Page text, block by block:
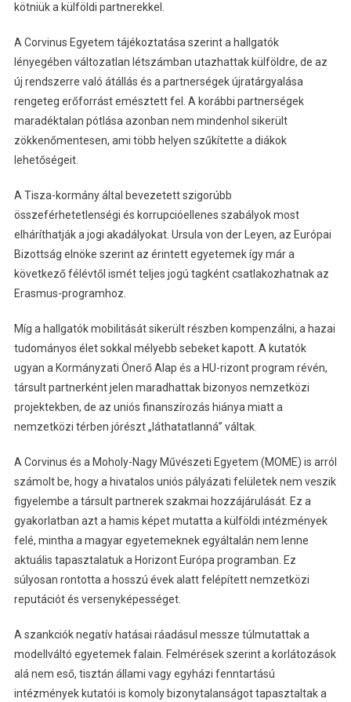
kötniük a külföldi partnerekkel.
A Corvinus Egyetem tájékoztatása szerint a hallgatók
lényegében változatlan létszámban utazhattak külföldre, de az
új rendszerre való átállás és a partnerségek újratárgyalása
rengeteg erőforrást emésztett fel. A korábbi partnerségek
maradéktalan pótlása azonban nem mindenhol sikerült
zökkenőmentesen, ami több helyen szűkítette a diákok
lehetőségeit.
A Tisza-kormány által bevezetett szigorúbb
összeférhetetlenségi és korrupcióellenes szabályok most
elháríthatják a jogi akadályokat. Ursula von der Leyen, az Európai
Bizottság elnöke szerint az érintett egyetemek így már a
következő félévtől ismét teljes jogú tagként csatlakozhatnak az
Erasmus-programhoz.
Míg a hallgatók mobilitását sikerült részben kompenzálni, a hazai
tudományos élet sokkal mélyebb sebeket kapott. A kutatók
ugyan a Kormányzati Önerő Alap és a HU-rizont program révén,
társult partnerként jelen maradhattak bizonyos nemzetközi
projektekben, de az uniós finanszírozás hiánya miatt a
nemzetközi térben jórészt „láthatatlanná” váltak.
A Corvinus és a Moholy-Nagy Művészeti Egyetem (MOME) is arról
számolt be, hogy a hivatalos uniós pályázati felületek nem veszik
figyelembe a társult partnerek szakmai hozzájárulását. Ez a
gyakorlatban azt a hamis képet mutatta a külföldi intézmények
felé, mintha a magyar egyetemeknek egyáltalán nem lenne
aktuális tapasztalatuk a Horizont Európa programban. Ez
súlyosan rontotta a hosszú évek alatt felépített nemzetközi
reputációt és versenyképességet.
A szankciók negatív hatásai ráadásul messze túlmutattak a
modellváltó egyetemek falain. Felmérések szerint a korlátozások
alá nem eső, tisztán állami vagy egyházi fenntartású
intézmények kutatói is komoly bizonytalanságot tapasztaltak a